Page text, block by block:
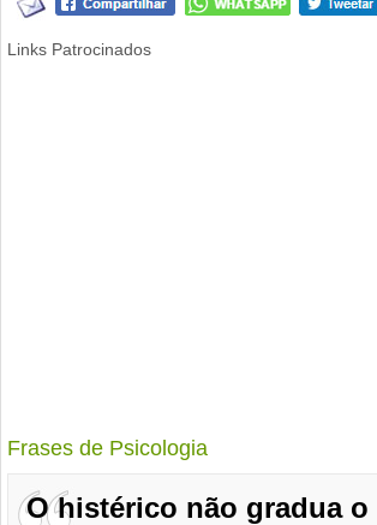
Links Patrocinados
Frases de Psicologia
O histérico não gradua o